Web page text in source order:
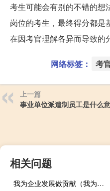
考生可能会有别的不错的想
岗位的考生，最终得分都是
在因考官理解各异而导致的
网络标签： 考
上一篇
事业单位派遣制员工是什么
相关问题
我为企业发展做贡献（我为企业发展做什么）